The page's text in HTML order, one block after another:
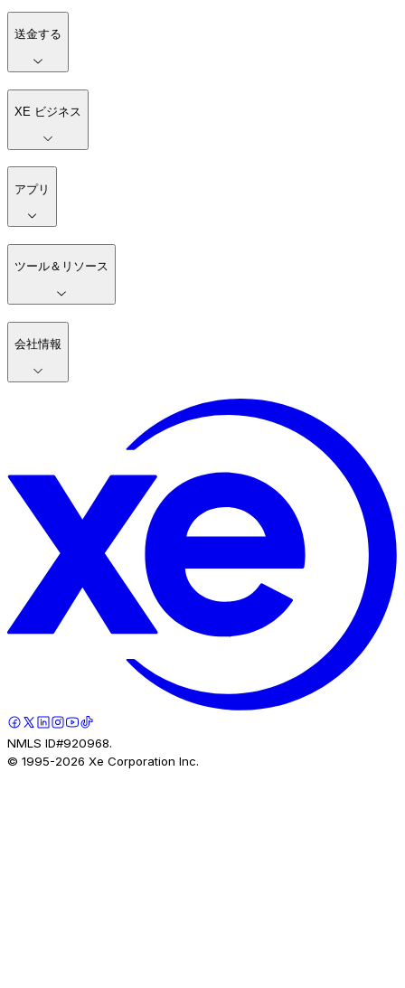
送金する
XE ビジネス
アプリ
ツール＆リソース
会社情報
NMLS ID#920968.
© 1995-2026 Xe Corporation Inc.